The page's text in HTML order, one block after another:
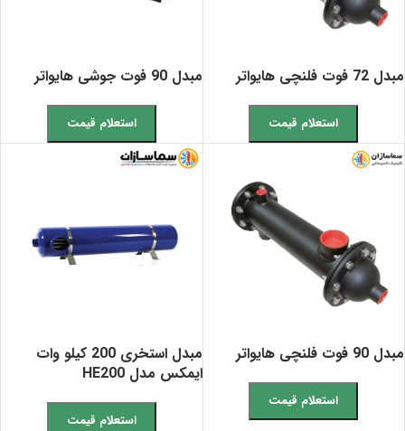
مبدل 72 فوت فلنچی هایواتر
استعلام قیمت
مبدل 90 فوت جوشی هایواتر
استعلام قیمت
مبدل 90 فوت فلنچی هایواتر
استعلام قیمت
مبدل استخری 200 کیلو وات
ایمکس مدل HE200
استعلام قیمت